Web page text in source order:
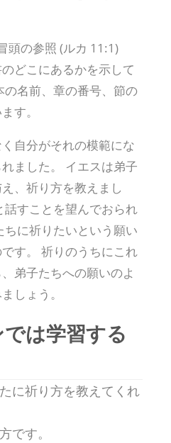
頭の参照 (ルカ 11:1)
どこにあるかを示して
名前、章の番号、節の
す。
自分がそれの模範にな
ました。 イエスは弟子
、祈り方を教えまし
すことを望んでおられ
ちに祈りたいという願い
す。 祈りのうちにこれ
弟子たちへの願いのよ
しょう。
は学習する
に祈り方を教えてくれ
です。